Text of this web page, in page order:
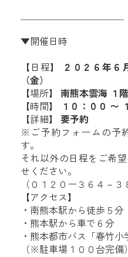
▼開催日時
【日程】
２０２６年６
（金）
【場所】 南熊本雲海 １階
【時間】
１０：００ 〜
【詳細】 要予約
※ご予約フォームの予
す。
それ以外の日程をご希
せください。
（０１２０ー３６４－３
【アクセス】
・南熊本駅から徒歩５分
・熊本駅から車で６分
・熊本都市バス「春竹
（※駐車場１００台完備）